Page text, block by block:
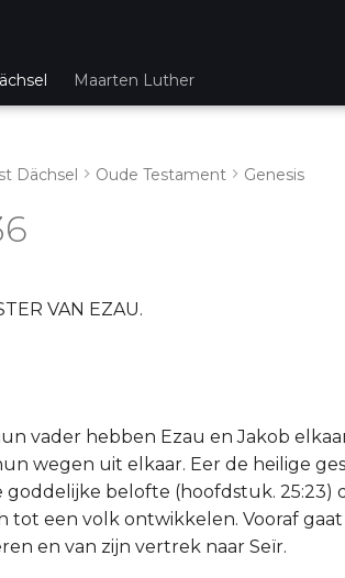
Maarten Luther
Dächsel Oude Testament Genesis
VAN EZAU.
vader hebben Ezau en Jakob
wegen uit elkaar. Eer de heilige
goddelijke belofte (hoofdstuk. 25:23)
tot een volk ontwikkelen. Vooraf
en van zijn vertrek naar Seïr.